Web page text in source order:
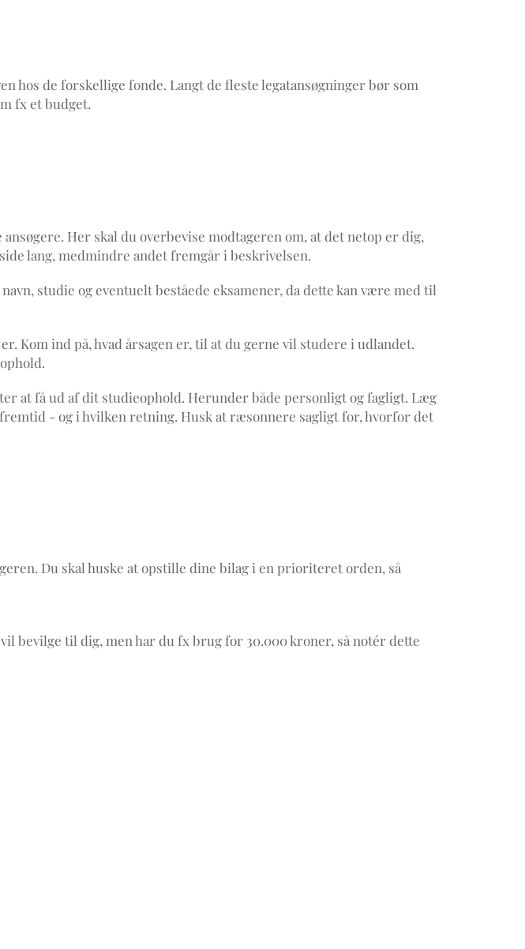
hos de forskellige fonde. Langt de fleste legatansøgninger bør som
fx et budget.
Her skal du overbevise modtageren om, at det netop er dig,
lang, medmindre andet fremgår i beskrivelsen.
studie og eventuelt beståede eksamener, da dette kan være med til
Kom ind på, hvad årsagen er, til at du gerne vil studere i udlandet.
at få ud af dit studieophold. Herunder både personligt og fagligt. Læg
- og i hvilken retning. Husk at ræsonnere sagligt for, hvorfor det
Du skal huske at opstille dine bilag i en prioriteret orden, så
bevilge til dig, men har du fx brug for 30.000 kroner, så notér dette